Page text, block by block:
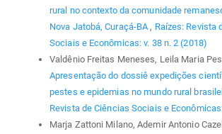
rural no contexto da comunidade
Nova Jatobá, Curaçá-BA , Raízes: Revista
Sociais e Econômicas: v. 38 n. 2 (2018)
Valdênio Freitas Meneses, Leila Maria
Apresentação do dossiê expedições
pestes e epidemias no mundo rural
Revista de Ciências Sociais e
Marja Zattoni Milano, Ademir Antonio